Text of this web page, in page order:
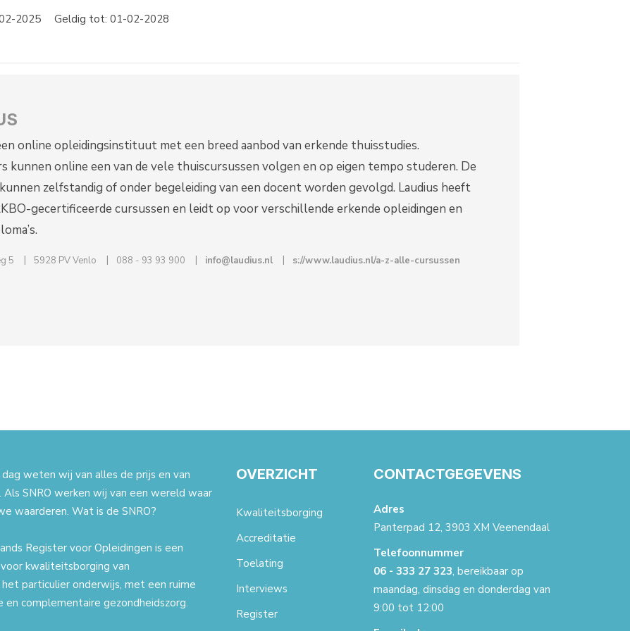
2025 Geldig tot: 01-02-2028
online opleidingsinstituut met een breed aanbod van erkende thuisstudies.
kunnen online een van de vele thuiscursussen volgen en op eigen tempo studeren. De
zelfstandig of onder begeleiding van een docent worden gevolgd. Laudius heeft
gecertificeerde cursussen en leidt op voor verschillende erkende opleidingen en
5 5928 PV Venlo 088 - 93 93 900 info@laudius.nl s://www.laudius.nl/a-z-alle-cursussen
dag weten wij van alles de prijs en van
SNRO werken wij van een wereld waar
waarderen. Wat is de SNRO?
Register voor Opleidingen is een
kwaliteitsborging van
particulier onderwijs, met een ruime
en complementaire gezondheidszorg.
OVERZICHT
Kwaliteitsborging
Accreditatie
Toelating
Interviews
Register
CONTACTGEGEVENS
Adres
Panterpad 12, 3903 XM Veenendaal
Telefoonnummer
06 - 333 27 323, bereikbaar op
maandag, dinsdag en donderdag van
9:00 tot 12:00